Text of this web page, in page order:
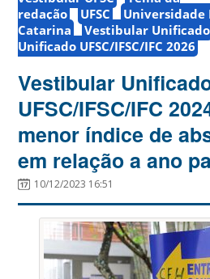
redação
UFSC
Universidade
Catarina
Vestibular Unificado
Unificado UFSC/IFSC/IFC 2026
Vestibular
UFSC/IFSC/IFC
menor índice de
em relação a ano
10/12/2023 16:51